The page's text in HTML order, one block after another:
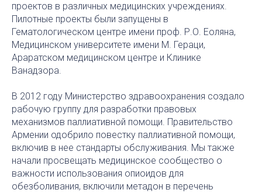
проектов в различных медицинских учреждениях.
Пилотные проекты были запущены в
Гематологическом центре имени проф. Р.О. Еоляна,
Медицинском университете имени М. Гераци,
Араратском медицинском центре и Клинике
Ванадзора.
В 2012 году Министерство здравоохранения создало
рабочую группу для разработки правовых
механизмов паллиативной помощи. Правительство
Армении одобрило повестку паллиативной помощи,
включив в нее стандарты обслуживания. Мы также
начали просвещать медицинское сообщество о
важности использования опиоидов для
обезболивания, включили метадон в перечень